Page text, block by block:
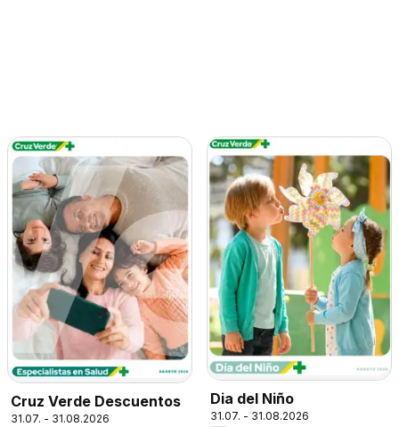
Cruz Verde Descuentos
31.07. - 31.08.2026
Dia del Niño
31.07. - 31.08.2026